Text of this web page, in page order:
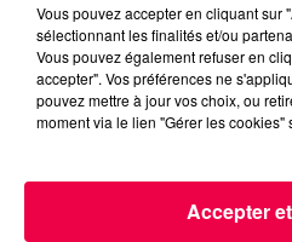
Vous pouvez accepter en cliquant sur
sélectionnant les finalités et/ou
Vous pouvez également refuser en
accepter". Vos préférences ne
pouvez mettre à jour vos choix, ou
moment via le lien "Gérer les
Accepter